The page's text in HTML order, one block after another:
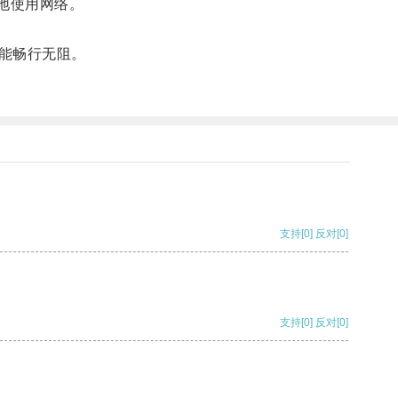
用网络。
行无阻。
支持[0] 反对[0]
支持[0] 反对[0]